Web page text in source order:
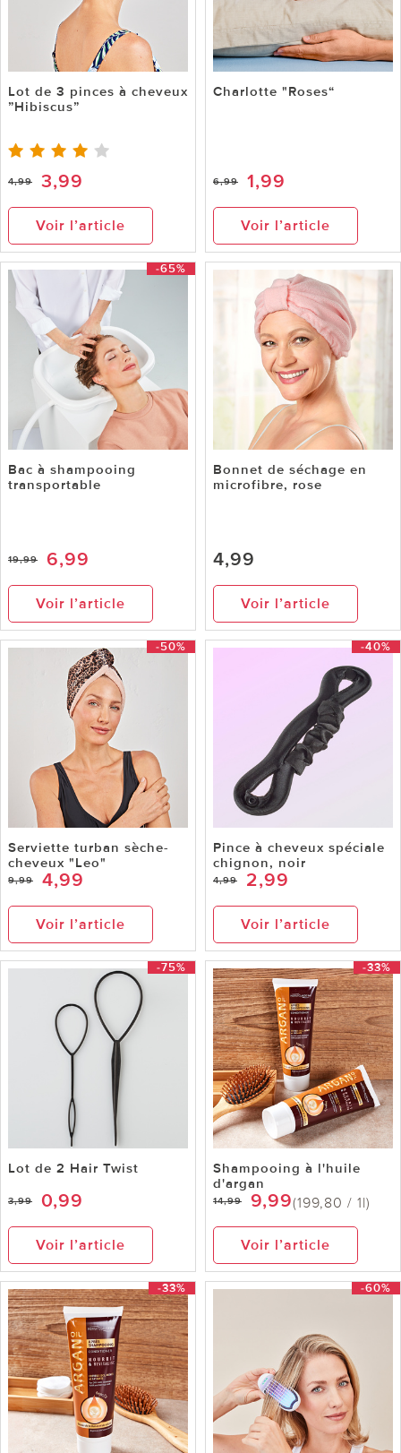
Lot de 3 pinces à cheveux
”Hibiscus”
4,99 3,99
Voir l’article
Charlotte "Roses“
6,99 1,99
Voir l’article
-65%
Bac à shampooing
transportable
19,99 6,99
Voir l’article
Bonnet de séchage en
microfibre, rose
4,99
Voir l’article
-50%
Serviette turban sèche-
cheveux "Leo"
9,99 4,99
Voir l’article
-40%
Pince à cheveux spéciale
chignon, noir
4,99 2,99
Voir l’article
-75%
Lot de 2 Hair Twist
3,99 0,99
Voir l’article
-33%
Shampooing à l'huile
d'argan
14,99 9,99(199,80 / 1l)
Voir l’article
-33% -60%